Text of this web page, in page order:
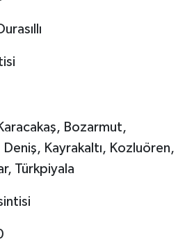
Bozarmut,
Kayrakaltı, Kozluören,
Türkpiyala